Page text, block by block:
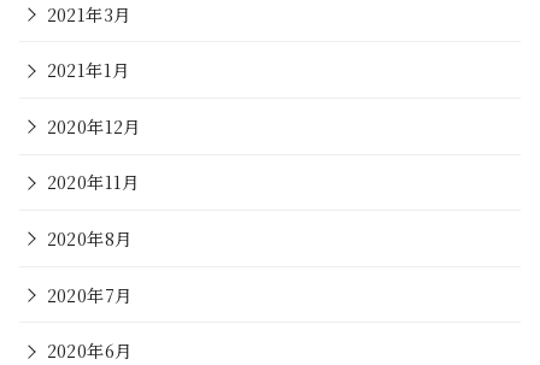
2021年3月
2021年1月
2020年12月
2020年11月
2020年8月
2020年7月
2020年6月